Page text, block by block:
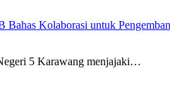
Kolaborasi untuk
5 Karawang menjajaki…